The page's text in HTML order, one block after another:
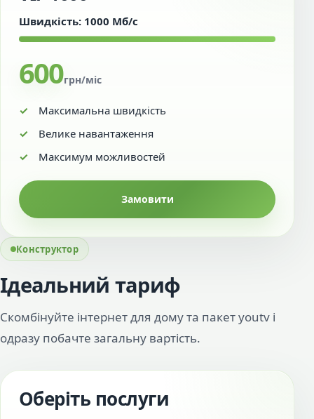
Швидкість: 1000 Мб/с
600грн/міс
Максимальна швидкість
Велике навантаження
Максимум можливостей
Замовити
Конструктор
Ідеальний тариф
Скомбінуйте інтернет для дому та пакет youtv і
одразу побачте загальну вартість.
Оберіть послуги